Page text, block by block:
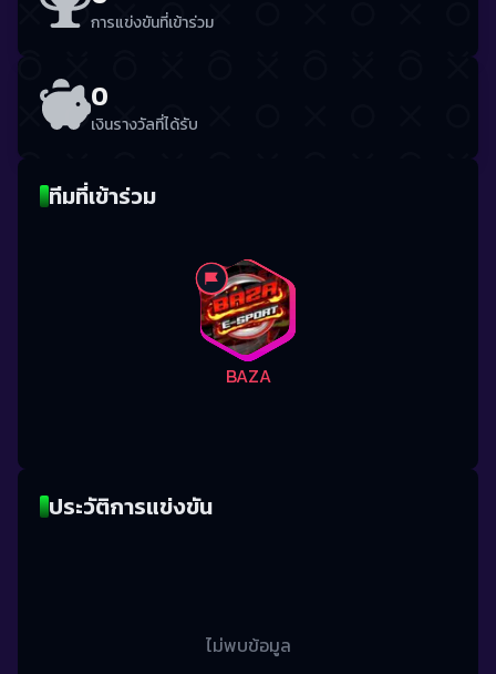
การแข่งขันที่เข้าร่วม
0
เงินรางวัลที่ได้รับ
ทีมที่เข้าร่วม
BAZA
ประวัติการแข่งขัน
ไม่พบข้อมูล